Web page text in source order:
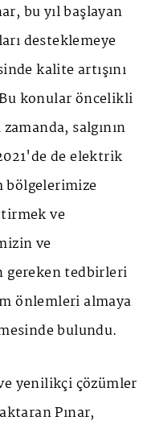
bu yıl başlayan
desteklemeye
kalite artışını
konular öncelikli
salgının
de elektrik
bölgelerimize
ve
ve
gereken tedbirleri
önlemleri almaya
bulundu.
yenilikçi çözümler
Pınar,